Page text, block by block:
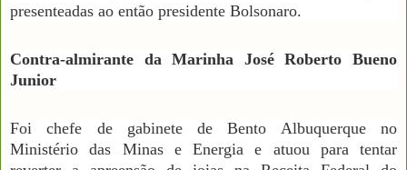
presenteadas ao então presidente Bolsonaro.
Contra-almirante da Marinha José Roberto Bueno
Junior
Foi chefe de gabinete de Bento Albuquerque no
Ministério das Minas e Energia e atuou para tentar